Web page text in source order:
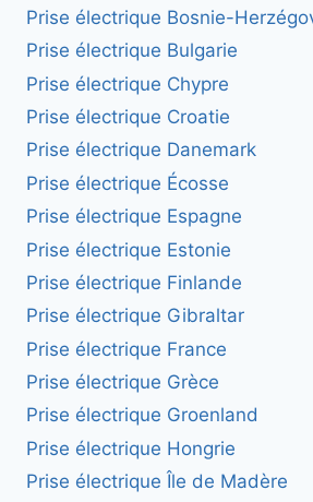
Prise électrique Bosnie-
Prise électrique Bulgarie
Prise électrique Chypre
Prise électrique Croatie
Prise électrique Danemark
Prise électrique Écosse
Prise électrique Espagne
Prise électrique Estonie
Prise électrique Finlande
Prise électrique Gibraltar
Prise électrique France
Prise électrique Grèce
Prise électrique Groenland
Prise électrique Hongrie
Prise électrique Île de Madère